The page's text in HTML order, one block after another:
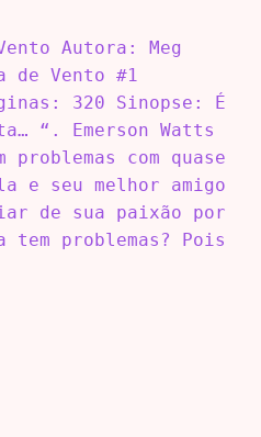
Autora: Meg
de Vento #1
320 Sinopse: É
“. Emerson Watts
problemas com quase
e seu melhor amigo
de sua paixão por
problemas? Pois